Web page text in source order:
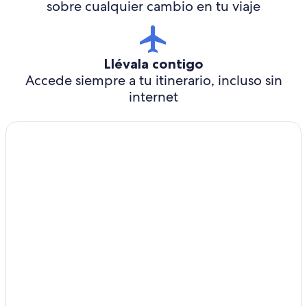
sobre cualquier cambio en tu viaje
Llévala contigo
Accede siempre a tu itinerario, incluso sin
internet